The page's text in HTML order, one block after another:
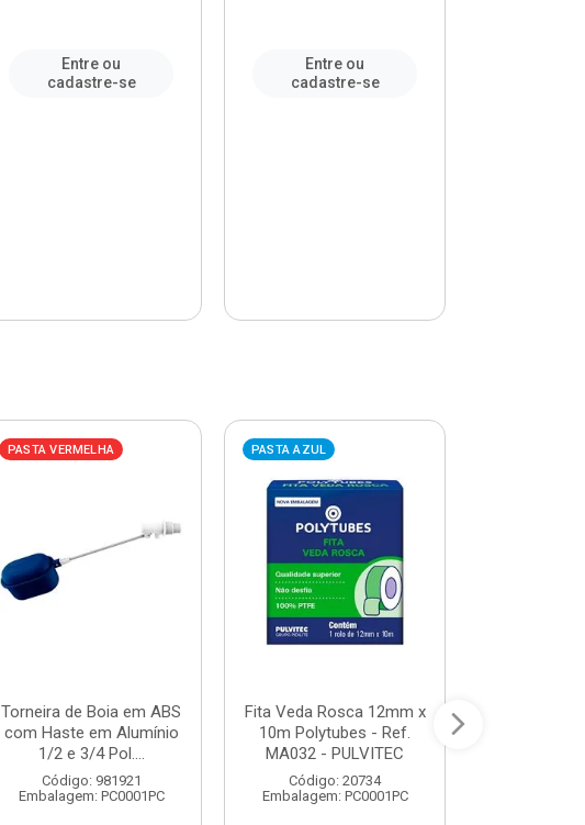
Entre ou
cadastre-se
Entre ou
cadastre-se
PASTA VERMELHA
Torneira de Boia em ABS
com Haste em Alumínio
1/2 e 3/4 Pol....
Código: 981921
Embalagem: PC0001PC
PASTA AZUL
Fita Veda Rosca 12mm x
10m Polytubes - Ref.
MA032 - PULVITEC
Código: 20734
Embalagem: PC0001PC